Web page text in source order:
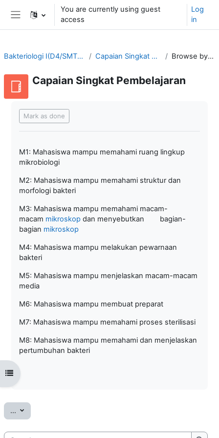
Skip to main content
Side panel
You are currently using guest
access
Log
in
Open course index
Bakteriologi I(D4/SMT3-2021/2022) Capaian Singkat Pembelajaran Browse by alphabet
Capaian Singkat Pembelajaran
Mark as done
M1: Mahasiswa mampu memahami ruang lingkup
mikrobiologi
M2: Mahasiswa mampu memahami struktur dan
morfologi bakteri
M3: Mahasiswa mampu memahami macam-
macam mikroskop dan menyebutkan bagian-
bagian mikroskop
M4: Mahasiswa mampu melakukan pewarnaan
bakteri
M5: Mahasiswa mampu menjelaskan macam-macam
media
M6: Mahasiswa mampu membuat preparat
M7: Mahasiswa mampu memahami proses sterilisasi
M8: Mahasiswa mampu memahami dan menjelaskan
pertumbuhan bakteri
... Export entries
Search